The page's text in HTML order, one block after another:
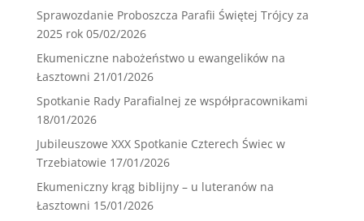
Sprawozdanie Proboszcza Parafii Świętej Trójcy za
2025 rok 05/02/2026
Ekumeniczne nabożeństwo u ewangelików na
Łasztowni 21/01/2026
Spotkanie Rady Parafialnej ze współpracownikami
18/01/2026
Jubileuszowe XXX Spotkanie Czterech Świec w
Trzebiatowie 17/01/2026
Ekumeniczny krąg biblijny – u luteranów na
Łasztowni 15/01/2026